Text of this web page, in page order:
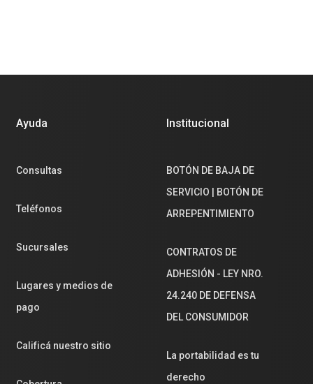
Ayuda
Consultas
Teléfonos
Sucursales
Lugares y medios de
pago
Calificá nuestro sitio
Institucional
BOTÓN DE BAJA DE
SERVICIO | BOTÓN DE
ARREPENTIMIENTO
CONTRATOS DE
ADHESIÓN - LEY NRO.
24.240 DE DEFENSA
DEL CONSUMIDOR
La portabilidad es tu
derecho